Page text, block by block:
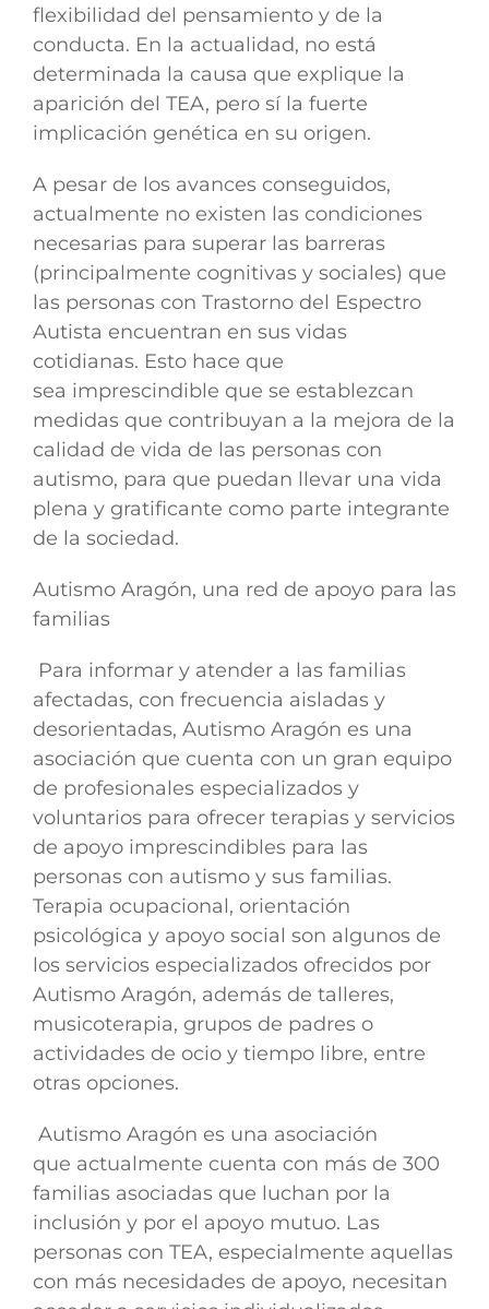
flexibilidad del pensamiento y de la
conducta. En la actualidad, no está
determinada la causa que explique la
aparición del TEA, pero sí la fuerte
implicación genética en su origen.
A pesar de los avances conseguidos,
actualmente no existen las condiciones
necesarias para superar las barreras
(principalmente cognitivas y sociales) que
las personas con Trastorno del Espectro
Autista encuentran en sus vidas
cotidianas. Esto hace que
sea imprescindible que se establezcan
medidas que contribuyan a la mejora de la
calidad de vida de las personas con
autismo, para que puedan llevar una vida
plena y gratificante como parte integrante
de la sociedad.
Autismo Aragón, una red de apoyo para las
familias
Para informar y atender a las familias
afectadas, con frecuencia aisladas y
desorientadas, Autismo Aragón es una
asociación que cuenta con un gran equipo
de profesionales especializados y
voluntariospara ofrecer terapias y servicios
de apoyo imprescindibles para las
personas con autismo y sus familias.
Terapia ocupacional, orientación
psicológica y apoyo social son algunos de
los servicios especializados ofrecidos por
Autismo Aragón, además de talleres,
musicoterapia, grupos de padres o
actividades de ocio y tiempo libre, entre
otras opciones.
Autismo Aragón es una asociación
que actualmente cuenta con más de 300
familias asociadasque luchan por la
inclusión y por el apoyo mutuo. Las
personas con TEA, especialmente aquellas
con más necesidades de apoyo, necesitan